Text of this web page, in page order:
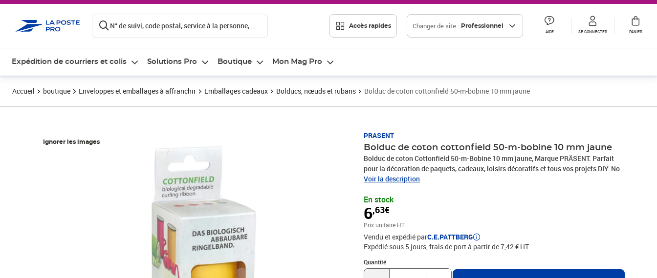
N° de suivi, code postal, service à la personne, ... Accès rapides Changer de site : Professionnel
AIDE SE CONNECTER PANIER
Expédition de courriers et colis Solutions Pro Boutique Mon Mag Pro
Accueil boutique Enveloppes et emballages à affranchir Emballages cadeaux Bolducs, nœuds et rubans Bolduc de coton cottonfield 50-m-bobine 10 mm jaune
Ignorer les images
PRASENT
Bolduc de coton cottonfield 50-m-bobine 10 mm jaune
Bolduc de coton Cottonfield 50-m-Bobine 10 mm jaune, Marque PRÄSENT. Parfait
pour la décoration de paquets, cadeaux, loisirs décoratifs et tous vos projets DIY. Nos
produits sont fabriqués en Allemagne et sont composés à 100% de matériaux
une communion, Noël, le Nouvel An ou même pour Pâques – ce fabuleux accessoire
rend rapidement les emballages cadeaux beaux et attrayants.
Voir la description
En stock
6,63€
Prix 6,63€
Prix unitaire HT
Vendu et expédié parC.E.PATTBERG
Expédié sous 5 jours, frais de port à partir de 7,42 € HT
Quantité
Quantité : 1